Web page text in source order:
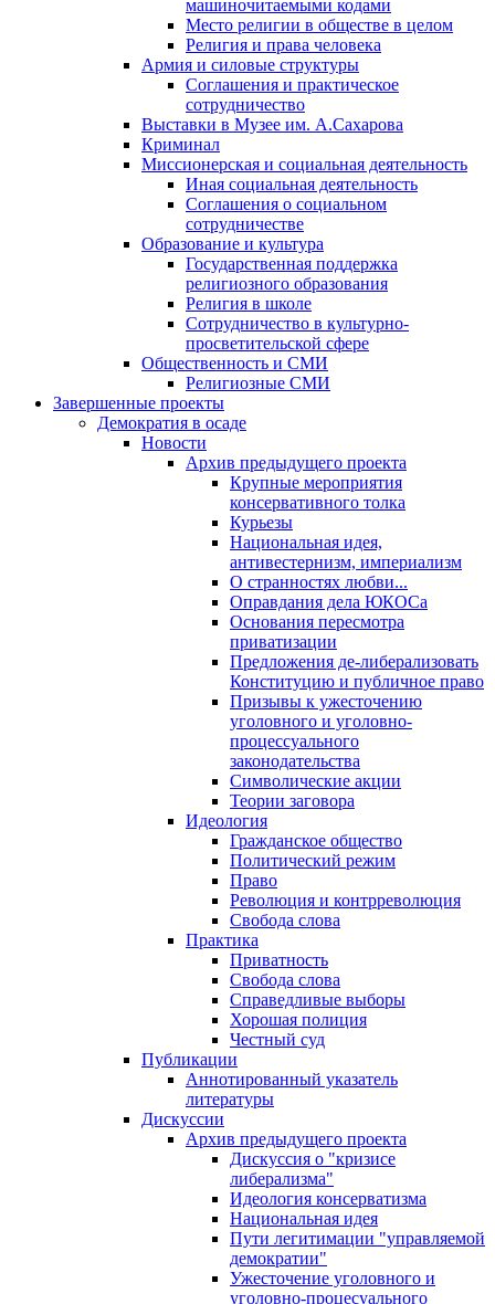
машиночитаемыми кодами
Место религии в обществе в целом
Религия и права человека
Армия и силовые структуры
Соглашения и практическое
сотрудничество
Выставки в Музее им. А.Сахарова
Криминал
Миссионерская и социальная деятельность
Иная социальная деятельность
Соглашения о социальном
сотрудничестве
Образование и культура
Государственная поддержка
религиозного образования
Религия в школе
Сотрудничество в культурно-
просветительской сфере
Общественность и СМИ
Религиозные СМИ
Завершенные проекты
Демократия в осаде
Новости
Архив предыдущего проекта
Крупные мероприятия
консервативного толка
Курьезы
Национальная идея,
антивестернизм, империализм
О странностях любви...
Оправдания дела ЮКОСа
Основания пересмотра
приватизации
Предложения де-либерализовать
Конституцию и публичное право
Призывы к ужесточению
уголовного и уголовно-
процессуального
законодательства
Символические акции
Теории заговора
Идеология
Гражданское общество
Политический режим
Право
Революция и контрреволюция
Свобода слова
Практика
Приватность
Свобода слова
Справедливые выборы
Хорошая полиция
Честный суд
Публикации
Аннотированный указатель
литературы
Дискуссии
Архив предыдущего проекта
Дискуссия о "кризисе
либерализма"
Идеология консерватизма
Национальная идея
Пути легитимации "управляемой
демократии"
Ужесточение уголовного и
уголовно-процесуального